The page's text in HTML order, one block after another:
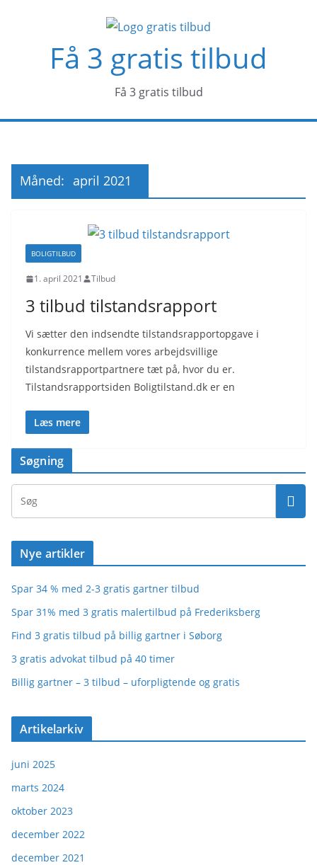
Få 3 gratis tilbud
Få 3 gratis tilbud
Måned: april 2021
BOLIGTILBUD
1. april 2021 Tilbud
3 tilbud tilstandsrapport
Vi sætter den indsendte tilstandsrapportopgave i
konkurrence mellem vores arbejdsvillige
tilstandsrapportpartnere tæt på, hvor du er.
Tilstandsrapportsiden Boligtilstand.dk er en
Læs mere
Søgning
Nye artikler
Spar 34 % med 2-3 gratis gartner tilbud
Spar 31% med 3 gratis malertilbud på Frederiksberg
Find 3 gratis tilbud på billig gartner i Søborg
3 gratis advokat tilbud på 40 timer
Billig gartner – 3 tilbud – uforpligtende og gratis
Artikelarkiv
juni 2025
marts 2024
oktober 2023
december 2022
december 2021